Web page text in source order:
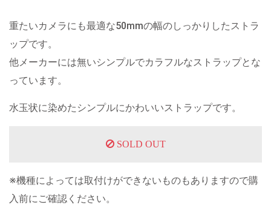
重たいカメラにも最適な50mmの幅のしっかりしたストラ
ップです。
他メーカーには無いシンプルでカラフルなストラップとな
っています。
水玉状に染めたシンプルにかわいいストラップです。
SOLD OUT
※機種によっては取付けができないものもありますので購
入前にご確認ください。